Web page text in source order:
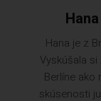
Hana je z
Vyskúšala
Berlíne ako
skúsenosti